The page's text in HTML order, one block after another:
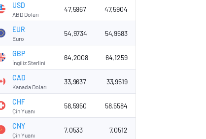
USD
ABD Doları
47,5967 47,5904
EUR
Euro
54,9734 54,9583
GBP
İngiliz Sterlini
64,2008 64,1259
CAD
Kanada Doları
33,9637 33,9519
CHF
Çin Yuanı
58,5950 58,5584
CNY
Çin Yuanı
7,0533 7,0512